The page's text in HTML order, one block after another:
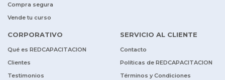
Compra segura
Vende tu curso
CORPORATIVO
Qué es REDCAPACITACION
Clientes
Testimonios
SERVICIO AL CLIENTE
Contacto
Políticas de REDCAPACITACION
Términos y Condiciones